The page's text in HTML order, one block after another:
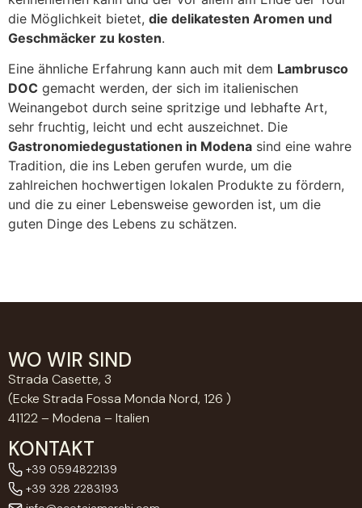
die Möglichkeit bietet, die delikatesten Aromen und
Geschmäcker zu kosten.
Eine ähnliche Erfahrung kann auch mit dem Lambrusco
DOC gemacht werden, der sich im italienischen
Weinangebot durch seine spritzige und lebhafte Art,
sehr fruchtig, leicht und echt auszeichnet. Die
Gastronomiedegustationen in Modena sind eine wahre
Tradition, die ins Leben gerufen wurde, um die
zahlreichen hochwertigen lokalen Produkte zu fördern,
und die zu einer Lebensweise geworden ist, um die
guten Dinge des Lebens zu schätzen.
WO WIR SIND
Strada Casette, 3
(Ecke Strada Fossa Monda Nord, 126 )
41122 – Modena – Italien
KONTAKT
+39 0594822139
+39 328 2283193